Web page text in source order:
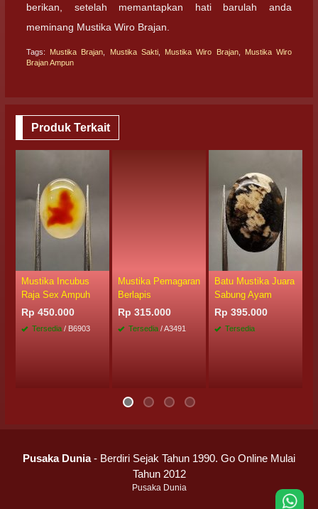
berikan, setelah memantapkan hati barulah anda
meminang Mustika Wiro Brajan.
Tags: Mustika Brajan Mustika Sakti, Mustika Wiro Brajan, Mustika Wiro
Brajan Ampun
Produk Terkait
Mustika Incubus
Raja Sex Ampuh
Rp 450.000
Tersedia / B6903
Mustika Pemagaran
Berlapis
Rp 315.000
Tersedia / A3491
Batu Mustika Juara
Sabung Ayam
Rp 395.000
Tersedia
Pusaka Dunia- Berdiri Sejak Tahun 1990. Go Online Mulai
Tahun 2012
Pusaka Dunia